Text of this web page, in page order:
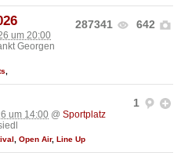
287341 642
um 20:00
Georgen
,
1
um 14:00 @ Sportplatz
Open Air, Line Up